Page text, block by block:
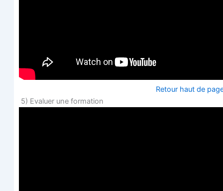
Retour haut de
5) Eva­luer une formation